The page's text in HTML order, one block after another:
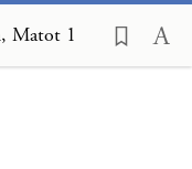
Matot 1